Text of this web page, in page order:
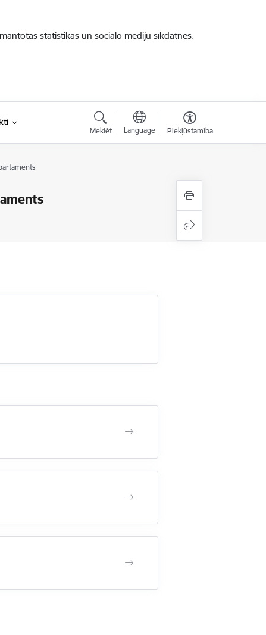
statistikas un sociālo mediju sīkdatnes.
Meklēt Language Piekļūstamība